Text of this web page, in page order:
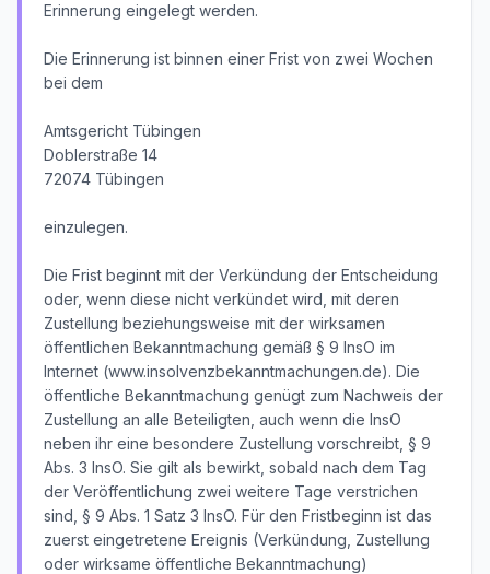
Erinnerung eingelegt werden.
Die Erinnerung ist binnen einer Frist von zwei Wochen
bei dem
Amtsgericht Tübingen
Doblerstraße 14
72074 Tübingen
einzulegen.
Die Frist beginnt mit der Verkündung der Entscheidung
oder, wenn diese nicht verkündet wird, mit deren
Zustellung beziehungsweise mit der wirksamen
öffentlichen Bekanntmachung gemäß § 9 InsO im
Internet (www.insolvenzbekanntmachungen.de). Die
öffentliche Bekanntmachung genügt zum Nachweis der
Zustellung an alle Beteiligten, auch wenn die InsO
neben ihr eine besondere Zustellung vorschreibt, § 9
Abs. 3 InsO. Sie gilt als bewirkt, sobald nach dem Tag
der Veröffentlichung zwei weitere Tage verstrichen
sind, § 9 Abs. 1 Satz 3 InsO. Für den Fristbeginn ist das
zuerst eingetretene Ereignis (Verkündung, Zustellung
oder wirksame öffentliche Bekanntmachung)